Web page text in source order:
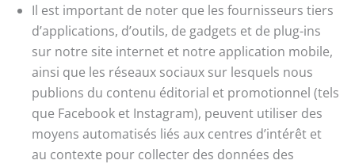
Il est important de noter que les fournisseurs tiers
d’applications, d’outils, de gadgets et de plug-ins
sur notre site internet et notre application mobile,
ainsi que les réseaux sociaux sur lesquels nous
publions du contenu éditorial et promotionnel (tels
que Facebook et Instagram), peuvent utiliser des
moyens automatisés liés aux centres d’intérêt et
au contexte pour collecter des données des